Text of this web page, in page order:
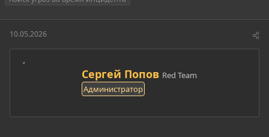
ы
л
10.05.2026
А
в
т
р
Сергей Попов Red Team
Администратор